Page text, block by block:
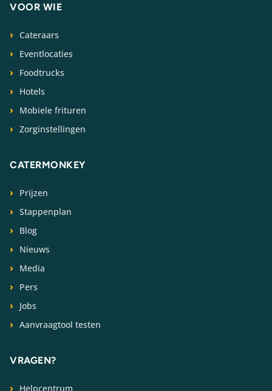
VOOR WIE
Cateraars
Eventlocaties
Foodtrucks
Hotels
Mobiele frituren
Zorginstellingen
CATERMONKEY
Prijzen
Stappenplan
Blog
Nieuws
Media
Pers
Jobs
Aanvraagtool testen
VRAGEN?
Helpcentrum